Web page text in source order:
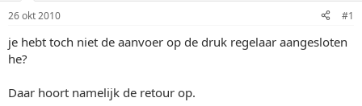
a
r
t
e
u
26 okt 2010 #1
je hebt toch niet de aanvoer op de druk regelaar aangesloten
he?
Daar hoort namelijk de retour op.